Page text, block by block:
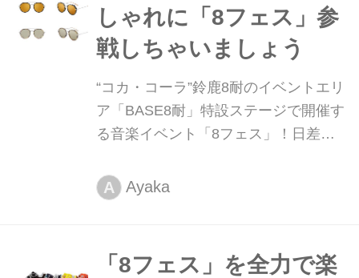
しゃれに「8フェス」参
戦しちゃいましょう
“コカ・コーラ”鈴鹿8耐のイベントエリ
ア「BASE8耐」特設ステージで開催す
る音楽イベント「8フェス」！日差し
しても持って行きたいサングラスをい
くつかご紹介します。お気に入りのサ
っていきましょ！
A Ayaka
「8フェス」を全力で楽